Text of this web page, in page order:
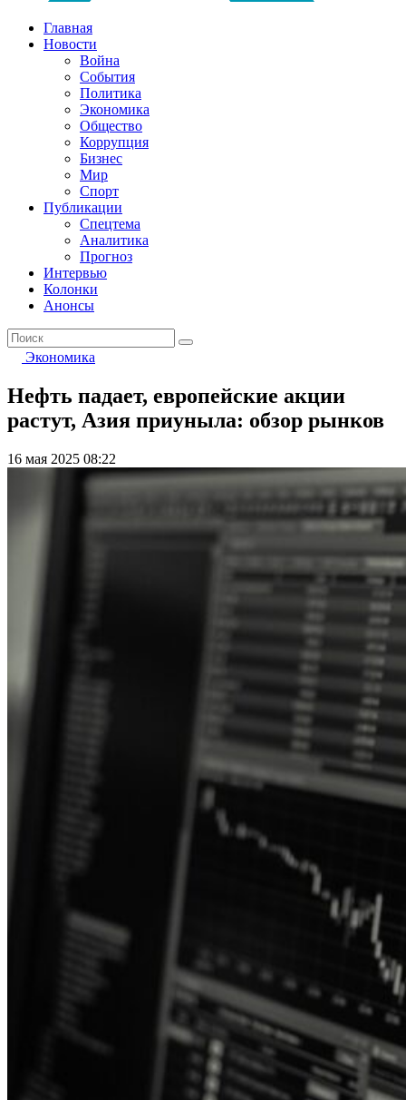
Главная
Новости
Война
События
Политика
Экономика
Общество
Коррупция
Бизнес
Мир
Спорт
Публикации
Спецтема
Аналитика
Прогноз
Интервью
Колонки
Анонсы
Экономика
Нефть падает, европейские акции
растут, Азия приуныла: обзор рынков
16 мая 2025 08:22